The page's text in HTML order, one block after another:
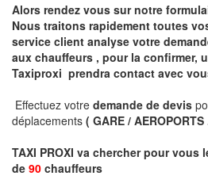
Alors rendez vous sur notre
Nous traitons rapidement toutes
service client analyse votre
aux chauffeurs , pour la confirmer,
Taxiproxi prendra contact avec
Effectuez votre demande de devis
déplacements ( GARE / AEROPORTS
TAXI PROXI va chercher pour vous
de 90 chauffeurs